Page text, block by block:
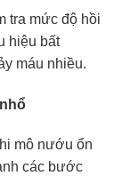
tra mức độ hồi
hiệu bất
máu nhiều.
mô nướu ổn
các bước